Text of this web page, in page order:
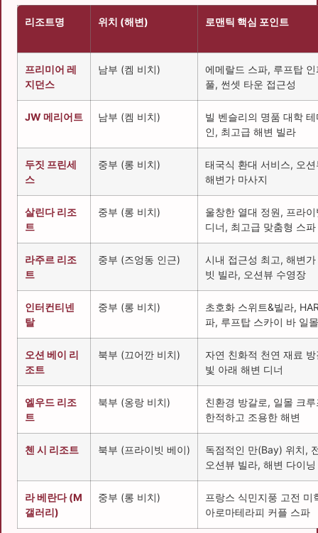
리조트명 위치 (해변) 로맨틱 핵심 포인트
프리미어 레
지던스
남부 (켐 비치)
에메랄드 스파, 루프탑
풀, 썬셋 타운 접근성
JW 메리어트 남부 (켐 비치)
빌 벤슬리의 명품 대학
인, 최고급 해변 빌라
두짓 프린세
스
중부 (롱 비치)
태국식 환대 서비스, 오
해변가 마사지
살린다 리조
트
중부 (롱 비치)
울창한 열대 정원, 프라
디너, 최고급 맞춤형 스파
라주르 리조
트
중부 (즈엉동 인근)
시내 접근성 최고, 해변
빗 빌라, 오션뷰 수영장
인터컨티넨
탈
중부 (롱 비치)
초호화 스위트&빌라,
파, 루프탑 스카이 바 일몰
오션 베이 리
조트
북부 (끄어깐 비치)
자연 친화적 천연 재료
빛 아래 해변 디너
엘우드 리조
트
북부 (옹랑 비치)
친환경 방갈로, 일몰 크
한적하고 조용한 해변
첸 시 리조트 북부 (프라이빗 베이)
독점적인 만(Bay) 위치,
오션뷰 빌라, 해변 다이닝
라 베란다 (M
갤러리)
중부 (롱 비치)
프랑스 식민지풍 고전 미
아로마테라피 커플 스파